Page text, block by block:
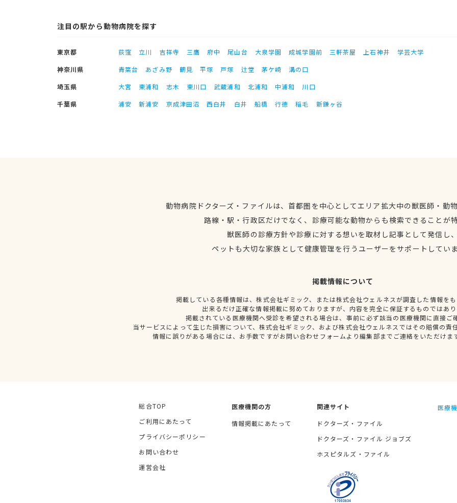
注目の駅から動物病院を探す
東京都 荻窪 立川 吉祥寺 三鷹 府中 尾山台 大泉学園 成城学園前 三軒茶屋 上石神井
学芸大学
神奈川県
青葉台 あざみ野 鶴見 平塚 戸塚 辻堂 茅ケ崎
溝の口
埼玉県
大宮 東浦和 志木 東川口 武蔵浦和 北浦和 中浦和
川口
千葉県
浦安 新浦安 京成津田沼 西白井 白井 船橋 行徳 稲毛 新鎌ヶ谷
動物病院ドクターズ・ファイルは、首都圏を中心としてエリア拡大中の獣医師・動
路線・駅・行政区だけでなく、診療可能な動物からも検索できることが
獣医師の診療方針や診療に対する想いを取材し記事として発信し
ペットも大切な家族として健康管理を行うユーザーをサポートしてい
掲載情報について
掲載している各種情報は、株式会社ギミック、または株式会社ウェルネスが調査した情報を
出来るだけ正確な情報掲載に努めておりますが、内容を完全に保証するものではあ
掲載されている医療機関へ受診を希望される場合は、事前に必ず該当の医療機関に直接ご
当サービスによって生じた損害について、株式会社ギミック、および株式会社ウェルネスではその賠償の責
情報に誤りがある場合には、お手数ですがお問い合わせフォームより編集部までご連絡をいただけま
総合TOP
ご利用にあたって
プライバシーポリシー
お問い合わせ
運営会社
医療機関の方
情報掲載にあたって
関連サイト
ドクターズ・ファイル
ドクターズ・ファイル ジョブズ
ホスピタルズ・ファイル
医療